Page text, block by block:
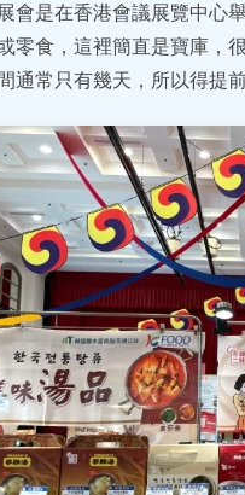
會是在香港會議展覽中心
零食，這裡簡直是寶庫，
通常只有幾天，所以得提前